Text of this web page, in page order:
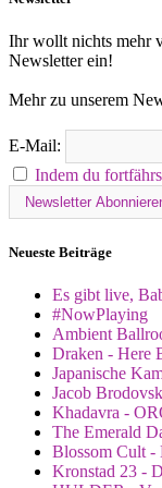
Ihr wollt nichts mehr
Newsletter ein!
Mehr zu unserem
E-Mail:
Indem du
Neueste Beiträge
Es gibt live,
#NowPlaying
Ambient
Draken - Here
Japanische
Jacob
Khadavra -
The Emerald
Blossom Cult -
Kronstad 23 -